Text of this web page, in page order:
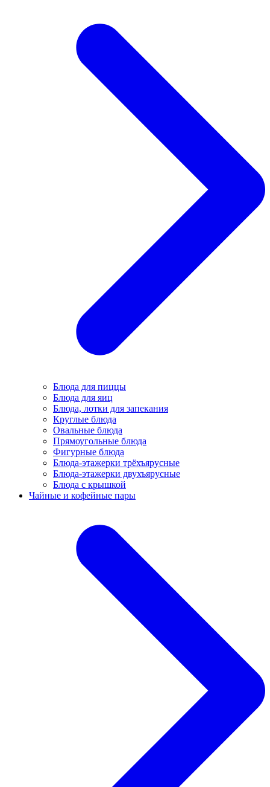
Блюда для пиццы
Блюда для яиц
Блюда, лотки для запекания
Круглые блюда
Овальные блюда
Прямоугольные блюда
Фигурные блюда
Блюда-этажерки трёхъярусные
Блюда-этажерки двухъярусные
Блюда с крышкой
Чайные и кофейные пары